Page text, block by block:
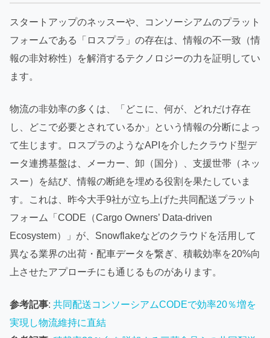
スタートアップのネッスーや、コンソーシアムのプラット
フォームである「ロスプラ」の存在は、情報の不一致（情
報の非対称性）を解消するテクノロジーの力を証明してい
ます。
物流の非効率の多くは、「どこに、何が、どれだけ存在
し、どこで必要とされているか」という情報の分断によっ
て生じます。ロスプラのようなAPIを介したクラウド型デ
ータ連携基盤は、メーカー、卸（国分）、支援世帯（ネッ
スー）を結び、情報の断絶を埋める役割を果たしていま
す。これは、昨今大手9社が立ち上げた共同配送プラット
フォーム「CODE（Cargo Owners’ Data-driven
Ecosystem）」が、Snowflakeなどのクラウドを活用して
異なる業界の出荷・配車データを繋ぎ、積載効率を20%向
上させたアプローチにも通じるものがあります。
参考記事: 共同配送コンソーシアムCODEで効率20％増を
実現し物流維持に直結